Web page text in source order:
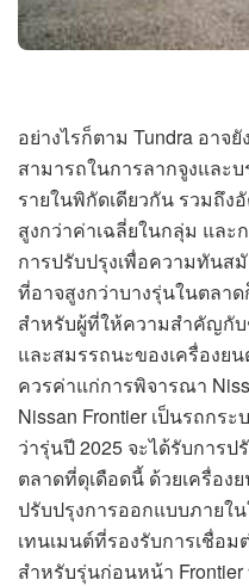
อย่างไรก็ตาม Tundra อาจ
สามารถในการลากจูงและ
รายในพิกัดเดียวกัน รวมถึง
สูงกว่าค่าเฉลี่ยในกลุ่ม แล
การปรับปรุงเพื่อความทันส
ที่อาจสูงกว่าบางรุ่นในตลา
สำหรับผู้ที่ให้ความสำคัญกั
และสมรรถนะของเครื่องยน
ควรค่าแก่การพิจารณา
Nissan Frontier เป็นรถกร
ว่ารุ่นปี 2025 จะได้รับการ
ตลาดที่ดุเดือดนี้ ด้วยเครื่อง
ปรับปรุงการออกแบบภายใ
เทนเมนต์ที่รองรับการเชื่อ
สำหรับรุ่นก่อนหน้า